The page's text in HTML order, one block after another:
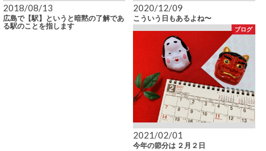
2018/08/13
広島で【駅】というと暗黙の了解であ
る駅のことを指します
2020/12/09
こういう日もあるよね〜
ブログ
2021/02/01
今年の節分は ２月２日